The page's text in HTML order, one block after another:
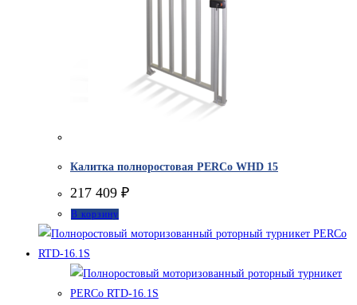
Калитка полноростовая PERCo WHD 15
217 409 ₽
В корзину